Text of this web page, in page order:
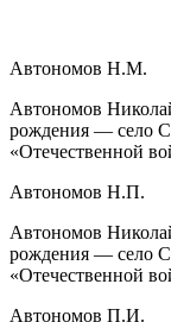
Автономов Н.М.
Автономов
рождения — село
«Отечественной
Автономов Н.П.
Автономов
рождения — село
«Отечественной
Автономов П.И.